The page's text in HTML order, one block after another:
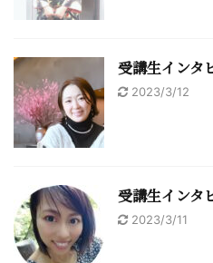
受講生インタ
2023/3/12
受講生インタ
2023/3/11